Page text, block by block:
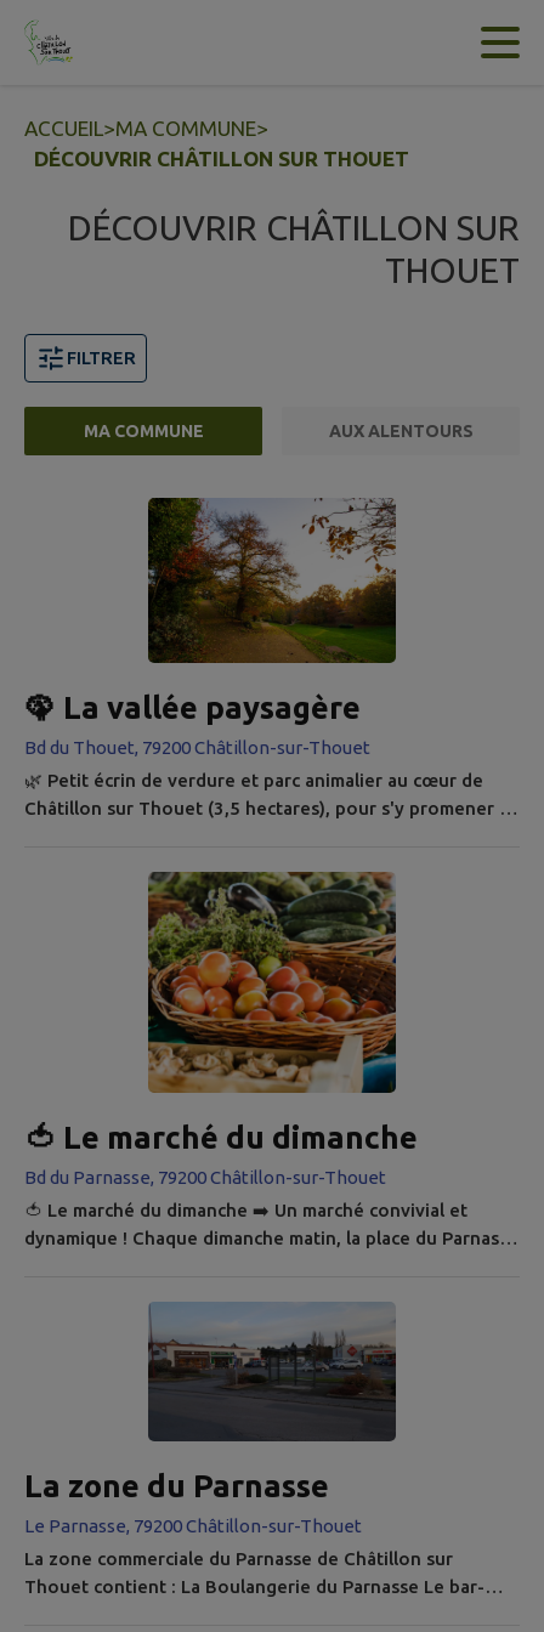
Contenu
ACCUEIL>MA COMMUNE>
DÉCOUVRIR CHÂTILLON SUR THOUET
DÉCOUVRIR CHÂTILLON SUR
THOUET
FILTRER
MA COMMUNE AUX ALENTOURS
🦚 La vallée paysagère
Bd du Thouet, 79200 Châtillon-sur-Thouet
🌿 Petit écrin de verdure et parc animalier au cœur de
Châtillon sur Thouet (3,5 hectares), pour s'y promener et
l'église. Le ruisseau qui le traverse provient des étangs
de la Boulaie. En plus de la promenade, on peut
apercevoir la fontaine à Paul, les restes du lavoir du Pont
🍅 Le marché du dimanche
Bd du Parnasse, 79200 Châtillon-sur-Thouet
🍅 Le marché du dimanche ➡️ Un marché convivial et
dynamique ! Chaque dimanche matin, la place du Parnasse
investissent les lieux pour vous proposer, dans la bonne
humeur, de quoi ravir vos papilles et vos yeux ! Vous y
trouvez notamment des fruits et des légumes, du
poisson, du fromage, de la...
La zone du Parnasse
Le Parnasse, 79200 Châtillon-sur-Thouet
La zone commerciale du Parnasse de Châtillon sur
Thouet contient : La Boulangerie du Parnasse Le bar-